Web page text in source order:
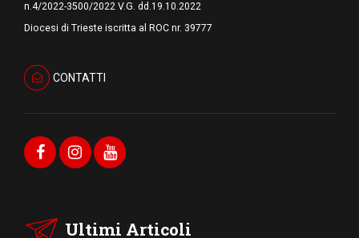
n.4/2022-3500/2022 V.G. dd.19.10.2022
Diocesi di Trieste iscritta al ROC nr. 39777
CONTATTI
Ultimi Articoli